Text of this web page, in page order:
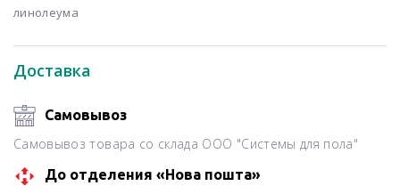
Доставка
Самовывоз
Самовывоз товара со склада ООО "Системы для пола"
До отделения «Нова пошта»
линолеума